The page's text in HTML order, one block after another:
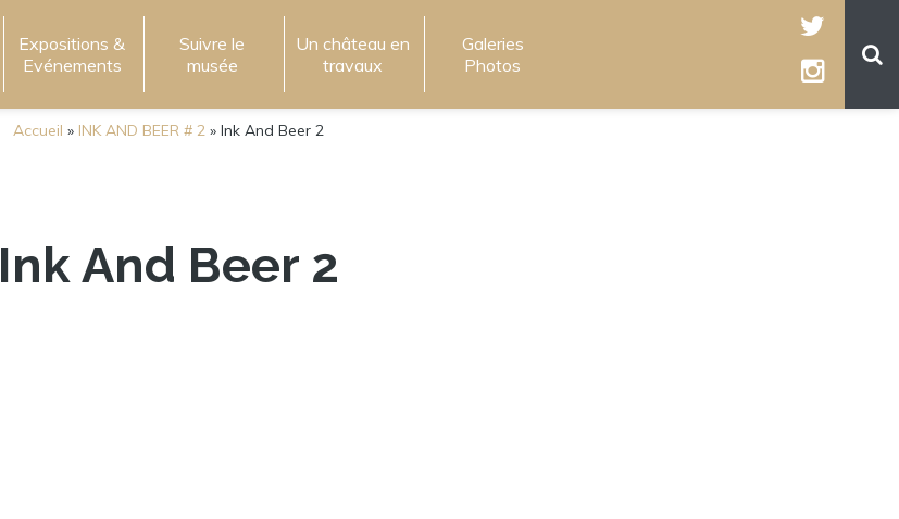
Expositions &
Evénements
Suivre le
musée
Un château en
travaux
Galeries
Photos
Accueil » INK AND BEER # 2 » Ink And Beer 2
Ink And Beer 2